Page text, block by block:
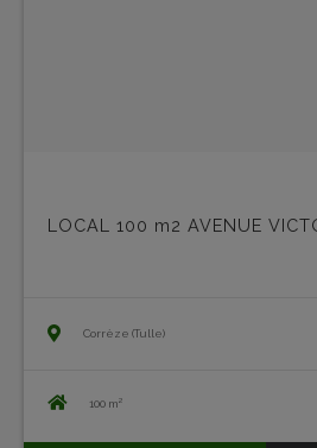
LOCAL 100 m2 AVENUE
Corrèze (Tulle)
100 m²